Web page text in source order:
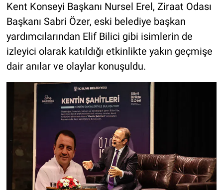
Kent Konseyi Başkanı Nursel Erel, Ziraat Odası
Başkanı Sabri Özer, eski belediye başkan
yardımcılarından Elif Bilici gibi isimlerin de
izleyici olarak katıldığı etkinlikte yakın geçmişe
dair anılar ve olaylar konuşuldu.